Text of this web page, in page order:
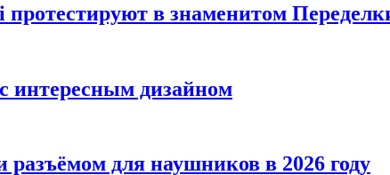
в знаменитом
интересным дизайном
для наушников в 2026 году